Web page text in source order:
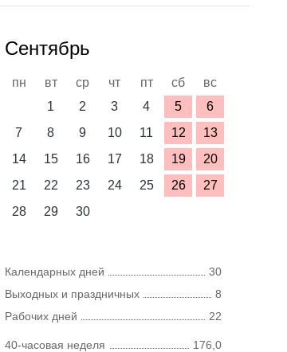
Сентябрь
пн вт ср чт пт сб
вс
1
2 3 4 5
6
7
8 9 10 11 12
13
14
15 16 17 18 19
20
21
22 23 24 25 26
27
28
29 30
Календарных дней
30
Выходных и праздничных
8
Рабочих дней
22
40-часовая неделя
176,0